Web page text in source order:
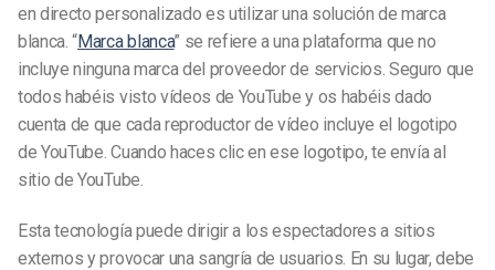
en directo personalizado es utilizar una solución de marca
blanca. “Marca blanca” se refiere a una plataforma que no
incluye ninguna marca del proveedor de servicios. Seguro que
todos habéis visto vídeos de YouTube y os habéis dado
cuenta de que cada reproductor de vídeo incluye el logotipo
de YouTube. Cuando haces clic en ese logotipo, te envía al
sitio de YouTube.
Esta tecnología puede dirigir a los espectadores a sitios
externos y provocar una sangría de usuarios. En su lugar, debe